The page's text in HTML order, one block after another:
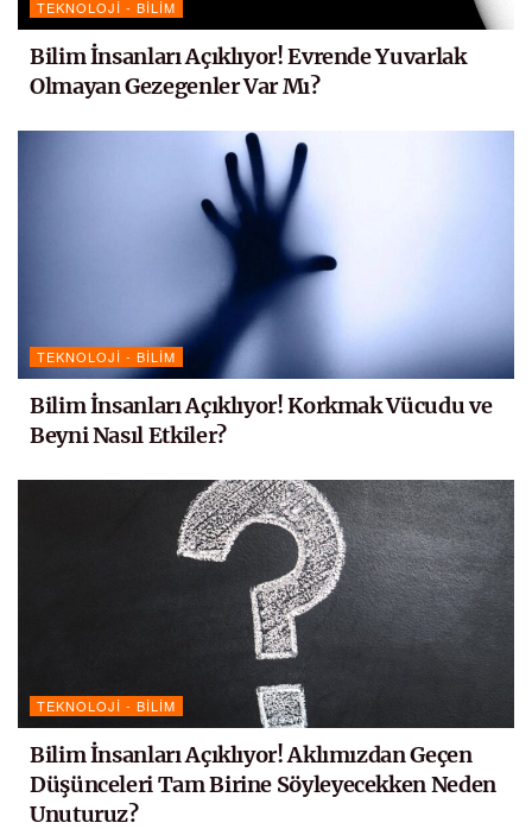
TEKNOLOJI - BILIM
Bilim İnsanları Açıklıyor! Evrende Yuvarlak
Olmayan Gezegenler Var Mı?
TEKNOLOJI - BILIM
Bilim İnsanları Açıklıyor! Korkmak Vücudu ve
Beyni Nasıl Etkiler?
TEKNOLOJI - BILIM
Bilim İnsanları Açıklıyor! Aklımızdan Geçen
Düşünceleri Tam Birine Söyleyecekken Neden
Unuturuz?